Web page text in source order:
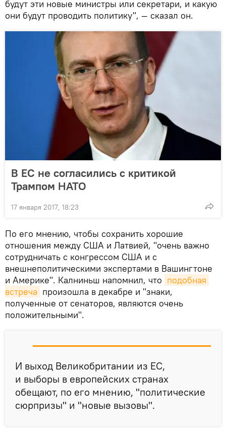
будут эти новые министры или секретари, и какую
они будут проводить политику", — сказал он.
В ЕС не согласились с критикой
Трампом НАТО
17 января 2017, 18:23
По его мнению, чтобы сохранить хорошие
отношения между США и Латвией, "очень важно
сотрудничать с конгрессом США и с
внешнеполитическими экспертами в Вашингтоне
и Америке". Калниньш напомнил, что подобная
встреча произошла в декабре и "знаки,
полученные от сенаторов, являются очень
положительными".
И выход Великобритании из ЕС,
и выборы в европейских странах
обещают, по его мнению, "политические
сюрпризы" и "новые вызовы".